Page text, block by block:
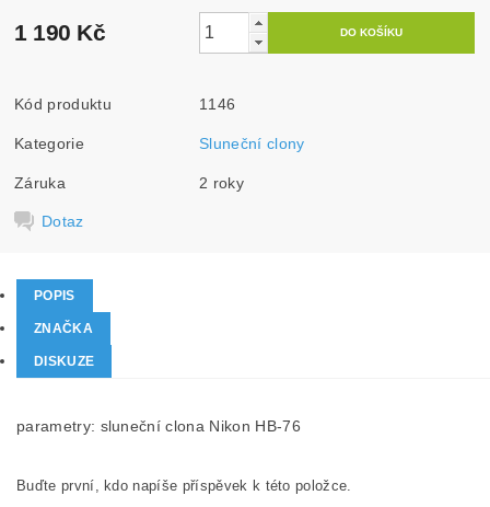
1 190 Kč
Kód produktu 1146
Kategorie Sluneční clony
Záruka 2 roky
Dotaz
POPIS
ZNAČKA
DISKUZE
parametry: sluneční clona Nikon HB-76
Buďte první, kdo napíše příspěvek k této položce.